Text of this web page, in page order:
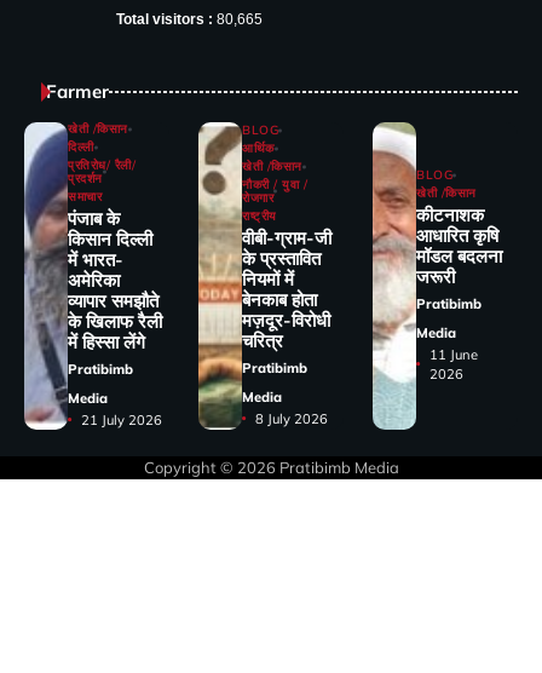
Total visitors : 80,665
Farmer
खेती /किसान
दिल्ली
प्रतिरोध/ रैली/
प्रदर्शन
समाचार
पंजाब के
किसान दिल्ली
में भारत-
अमेरिका
व्यापार समझौते
के खिलाफ रैली
में हिस्सा लेंगे
Pratibimb
Media
21 July 2026
BLOG
आर्थिक
खेती /किसान
नौकरी / युवा /
रोजगार
राष्ट्रीय
वीबी-ग्राम-जी
के प्रस्तावित
नियमों में
बेनकाब होता
मज़दूर-विरोधी
चरित्र
Pratibimb
Media
8 July 2026
BLOG
खेती /किसान
कीटनाशक
आधारित कृषि
मॉडल बदलना
जरूरी
Pratibimb
Media
11 June
2026
Copyright © 2026 Pratibimb Media